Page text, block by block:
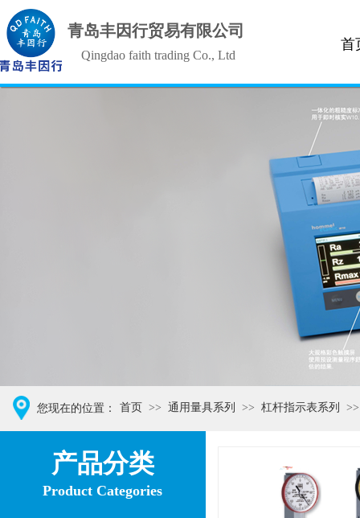
青岛丰因行贸易有限公司
Qingdao faith trading Co., Ltd
首
您现在的位置： 首页 >> 通用量具系列 >> 杠杆指示表系列 >>
产品分类
Product Categories
XXX仪器品牌